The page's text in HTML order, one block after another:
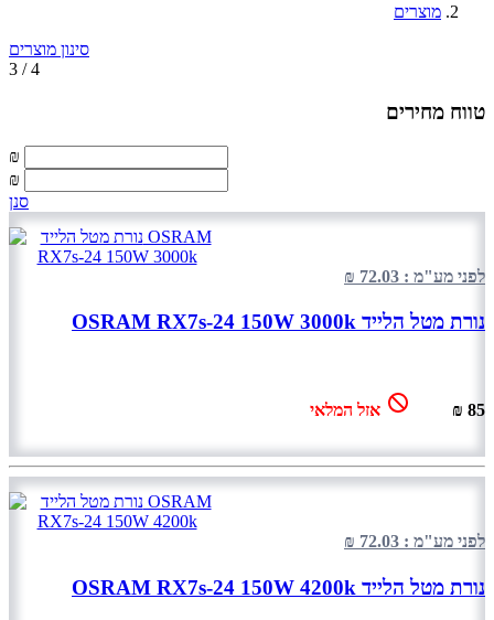
מוצרים
סינון מוצרים
3 / 4
טווח מחירים
₪
₪
סנן
לפני מע"מ : 72.03 ₪
נורת מטל הלייד OSRAM RX7s-24 150W 3000k
85 ₪ אזל המלאי
לפני מע"מ : 72.03 ₪
נורת מטל הלייד OSRAM RX7s-24 150W 4200k